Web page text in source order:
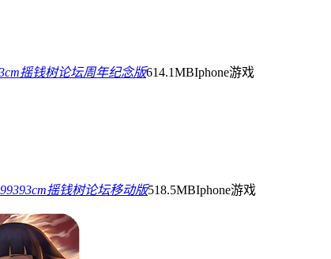
摇钱树论坛周年纪念版614.1MBIphone游戏
摇钱树论坛移动版518.5MBIphone游戏